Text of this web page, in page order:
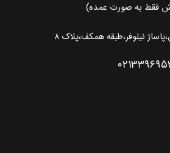
فقط به صورت عمده)
نیلوفر،طبقه همکف،پلاک ۸